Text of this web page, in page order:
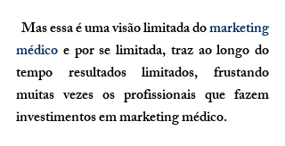
  Mas essa é uma visão limitada do
marketing
médico e por se limitada, traz ao longo do
tempo resultados limitados, frustando
muitas vezes os profissionais que fazem
investimentos em marketing médico.